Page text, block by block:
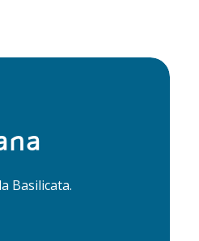
Basilicata.